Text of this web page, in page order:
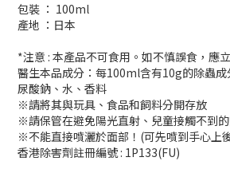
包裝 ： 100ml
產地 ：日本
*注意 : 本產品不可食用。如不慎誤食，應
醫生本品成分：每100ml含有10g的除蟲成
尿酸鈉、水、香料
※請將其與玩具、食品和飼料分開存放
※請保管在避免陽光直射、兒童接觸不到的
※不能直接噴灑於面部！(可先噴到手心上
香港除害劑註冊編號 : 1P133(FU)